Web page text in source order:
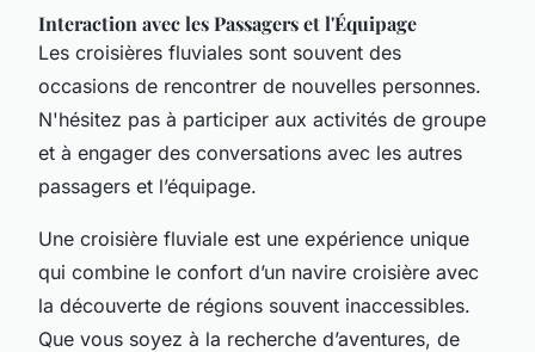
Interaction avec les Passagers et l'Équipage
Les croisières fluviales sont souvent des
occasions de rencontrer de nouvelles personnes.
N'hésitez pas à participer aux activités de groupe
et à engager des conversations avec les autres
passagers et l’équipage.
Une croisière fluviale est une expérience unique
qui combine le confort d’un navire croisière avec
la découverte de régions souvent inaccessibles.
Que vous soyez à la recherche d’aventures, de